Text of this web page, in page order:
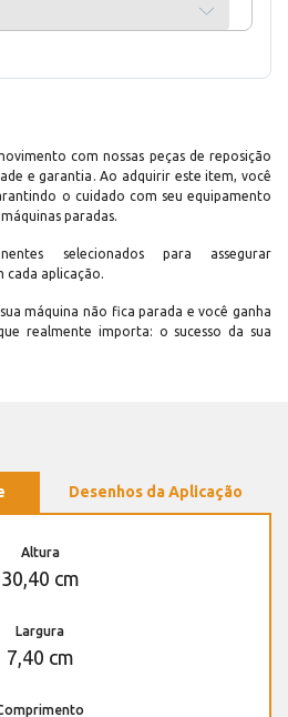
com nossas peças de reposição
e garantia. Ao adquirir este item, você
o cuidado com seu equipamento
paradas.
selecionados para assegurar
cada aplicação.
máquina não fica parada e você ganha
realmente importa: o sucesso da sua
Desenhos da Aplicação
Altura
30,40 cm
Largura
7,40 cm